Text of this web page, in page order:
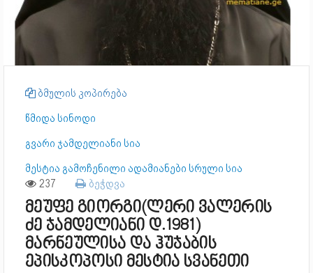
ბმულის კოპირება
წმიდა სინოდი
გვარი ჯამდელიანი სია
მესტია გამოჩენილი ადამიანები სრული სია
237 ბეჭდვა
მეუფე გიორგი(ლერი ვალერის
ძე ჯამდელიანი დ.1981)
მარნეულისა და ჰუჯაბის
ეპისკოპოსი მესტია სვანეთი